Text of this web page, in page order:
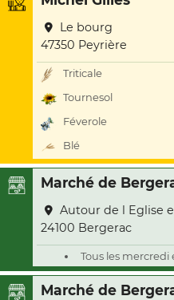
Le bourg
47350 Peyrière
Triticale
Tournesol
Féverole
Blé
Marché de
Autour de l Eglise
24100 Bergerac
Tous les mercredi
Marché de